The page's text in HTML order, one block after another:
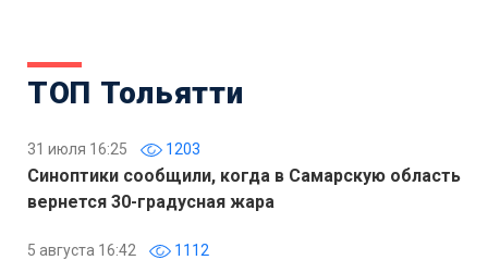
ТОП Тольятти
31 июля 16:25 1203
Синоптики сообщили, когда в Самарскую область
вернется 30-градусная жара
5 августа 16:42 1112